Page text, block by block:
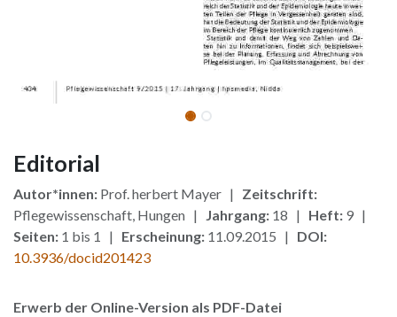
Editorial
Autor*innen: Prof. herbert Mayer | Zeitschrift:
Pflegewissenschaft, Hungen | Jahrgang: 18 | Heft: 9 |
Seiten: 1 bis 1 | Erscheinung: 11.09.2015 | DOI:
10.3936/docid201423
Erwerb der Online-Version als PDF-Datei